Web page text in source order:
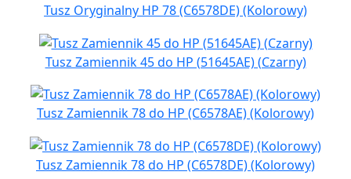
Tusz Oryginalny HP 78 (C6578DE) (Kolorowy)
Tusz Zamiennik 45 do HP (51645AE) (Czarny)
Tusz Zamiennik 78 do HP (C6578AE) (Kolorowy)
Tusz Zamiennik 78 do HP (C6578DE) (Kolorowy)